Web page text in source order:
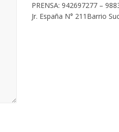
PRENSA: 942697277 –
Jr. España N° 211Barrio